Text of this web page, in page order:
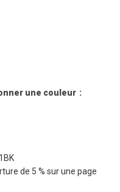
une couleur
de 5 % sur une page